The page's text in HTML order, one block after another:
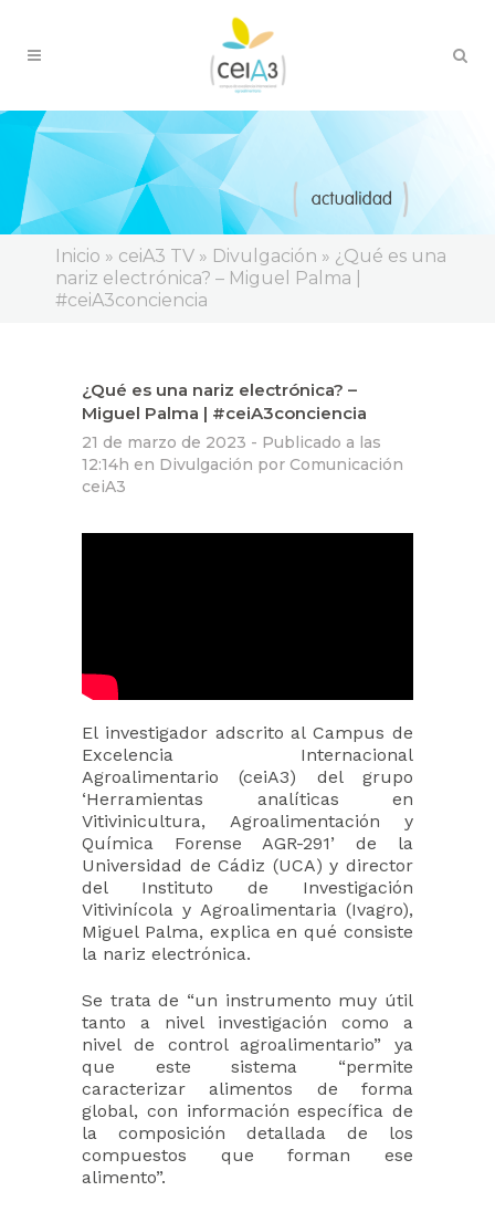
Inicio » ceiA3 TV » Divulgación » ¿Qué es una
nariz electrónica? – Miguel Palma |
#ceiA3conciencia
¿Qué es una nariz electrónica? –
Miguel Palma | #ceiA3conciencia
21 de marzo de 2023 - Publicado a las
12:14h en Divulgación por Comunicación
ceiA3
El investigador adscrito al Campus de
Excelencia Internacional
Agroalimentario (ceiA3) del grupo
‘Herramientas analíticas en
Vitivinicultura, Agroalimentación y
Química Forense AGR-291’ de la
Universidad de Cádiz (UCA) y director
del Instituto de Investigación
Vitivinícola y Agroalimentaria (Ivagro),
Miguel Palma, explica en qué consiste
la nariz electrónica.
Se trata de “un instrumento muy útil
tanto a nivel investigación como a
nivel de control agroalimentario” ya
que este sistema “permite
caracterizar alimentos de forma
global, con información específica de
la composición detallada de los
compuestos que forman ese
alimento”.